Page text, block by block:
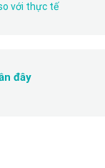
với thực tế
đây